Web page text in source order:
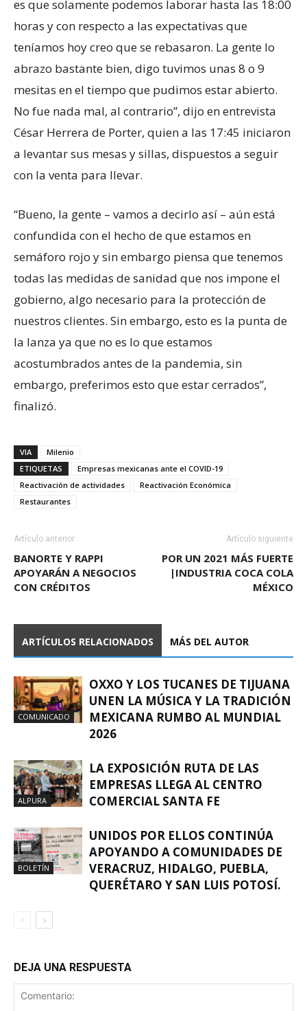
es que solamente podemos laborar hasta las 18:00
horas y con respecto a las expectativas que
teníamos hoy creo que se rebasaron. La gente lo
abrazo bastante bien, digo tuvimos unas 8 o 9
mesitas en el tiempo que pudimos estar abierto.
No fue nada mal, al contrario”, dijo en entrevista
César Herrera de Porter, quien a las 17:45 iniciaron
a levantar sus mesas y sillas, dispuestos a seguir
con la venta para llevar.
“Bueno, la gente – vamos a decirlo así – aún está
confundida con el hecho de que estamos en
semáforo rojo y sin embargo piensa que tenemos
todas las medidas de sanidad que nos impone el
gobierno, algo necesario para la protección de
nuestros clientes. Sin embargo, esto es la punta de
la lanza ya que no es lo que estamos
acostumbrados antes de la pandemia, sin
embargo, preferimos esto que estar cerrados”,
finalizó.
VIA
Milenio
ETIQUETAS
Empresas mexicanas ante el COVID-19
Reactivación de actividades
Reactivación Económica
Restaurantes
Artículo anterior
BANORTE Y RAPPI
APOYARÁN A NEGOCIOS
CON CRÉDITOS
Artículo siguiente
POR UN 2021 MÁS FUERTE
|INDUSTRIA COCA COLA
MÉXICO
ARTÍCULOS RELACIONADOS MÁS DEL AUTOR
COMUNICADO
OXXO Y LOS TUCANES DE TIJUANA
UNEN LA MÚSICA Y LA TRADICIÓN
MEXICANA RUMBO AL MUNDIAL
2026
ALPURA
LA EXPOSICIÓN RUTA DE LAS
EMPRESAS LLEGA AL CENTRO
COMERCIAL SANTA FE
BOLETÍN
UNIDOS POR ELLOS CONTINÚA
APOYANDO A COMUNIDADES DE
VERACRUZ, HIDALGO, PUEBLA,
QUERÉTARO Y SAN LUIS POTOSÍ.
DEJA UNA RESPUESTA